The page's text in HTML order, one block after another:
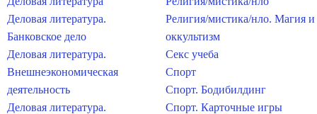
Деловая литература.
Банковское дело
Деловая литература.
Внешнеэкономическая
деятельность
Деловая литература.
Религия/мистика/нло. Магия и
оккультизм
Секс учеба
Спорт
Спорт. Бодибилдинг
Спорт. Карточные игры